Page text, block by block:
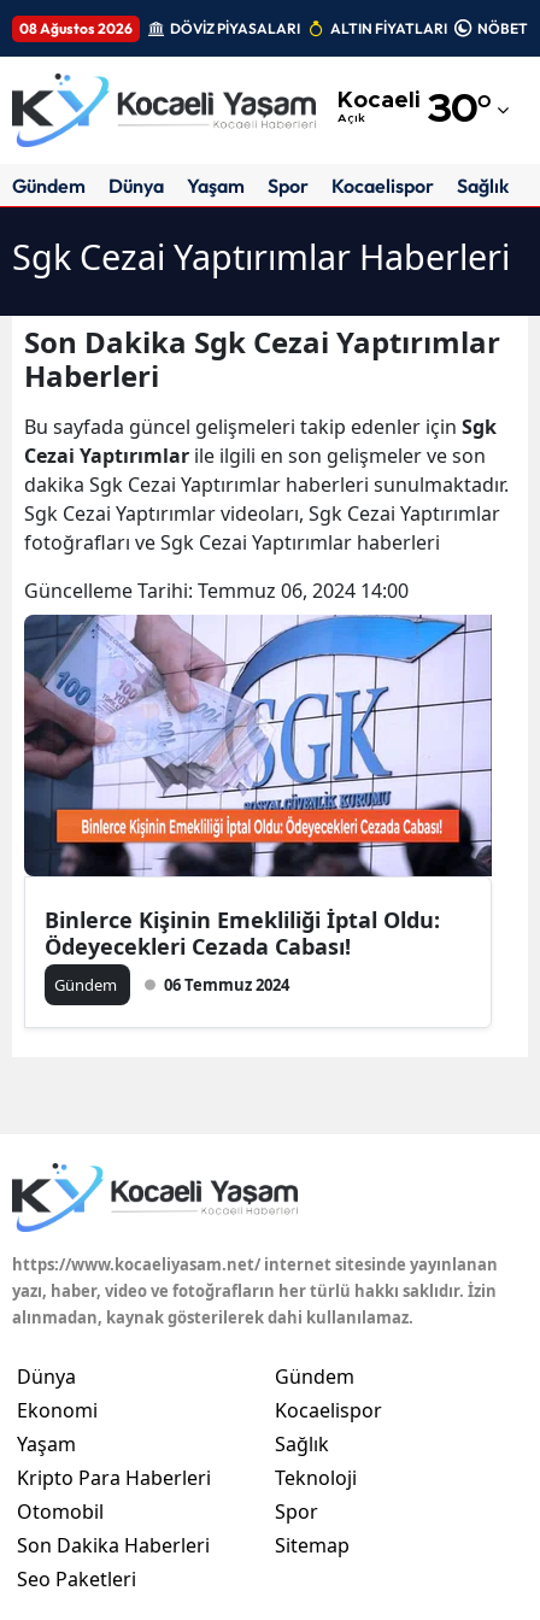
08 Ağustos 2026 DÖVİZ PİYASALARI ALTIN FİYATLARI
Kocaeli
Açık 30°
Adıyaman
Amasya
Ankara
Antalya
Artvin
Aydın
Balıkesir
Bingöl
Bitlis
Bolu
Burdur
Bursa
Çanakkale
Çankırı
Erzurum
Eskişehir
Giresun
Gündem Dünya Yaşam Spor Kocaelispor Sağlık
Sgk Cezai Yaptırımlar Haberleri
Son Dakika Sgk Cezai Yaptırımlar
Haberleri
Bu sayfada güncel gelişmeleri takip edenler için Sgk
Cezai Yaptırımlar ile ilgili en son gelişmeler ve son
dakika Sgk Cezai Yaptırımlar haberleri sunulmaktadır.
Sgk Cezai Yaptırımlar videoları, Sgk Cezai Yaptırımlar
fotoğrafları ve Sgk Cezai Yaptırımlar haberleri
Güncelleme Tarihi: Temmuz 06, 2024 14:00
Binlerce Kişinin Emekliliği İptal Oldu:
Ödeyecekleri Cezada Cabası!
Gündem 06 Temmuz 2024
https://www.kocaeliyasam.net/ internet sitesinde yayınlanan
yazı, haber, video ve fotoğrafların her türlü hakkı saklıdır. İzin
alınmadan, kaynak gösterilerek dahi kullanılamaz.
Dünya
Ekonomi
Yaşam
Kripto Para Haberleri
Otomobil
Son Dakika Haberleri
Seo Paketleri
Gündem
Kocaelispor
Sağlık
Teknoloji
Spor
Sitemap